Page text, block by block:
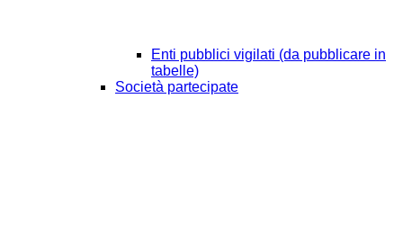
Enti pubblici vigilati (da pubblicare in
tabelle)
Società partecipate